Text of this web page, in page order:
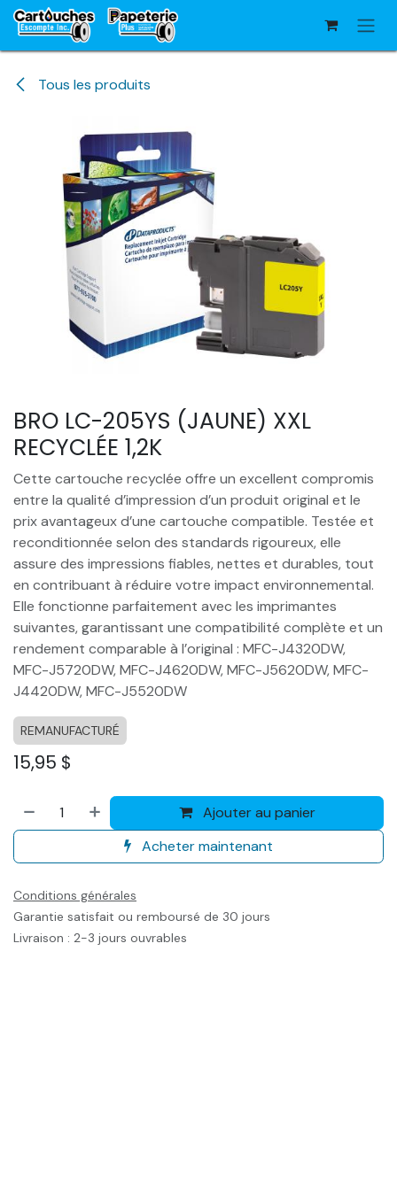
Se rendre au contenu
Tous les produits
BRO LC-205YS (JAUNE) XXL
RECYCLÉE 1,2K
Cette cartouche recyclée offre un excellent compromis
entre la qualité d’impression d’un produit original et le
prix avantageux d’une cartouche compatible. Testée et
reconditionnée selon des standards rigoureux, elle
assure des impressions fiables, nettes et durables, tout
en contribuant à réduire votre impact environnemental.
Elle fonctionne parfaitement avec les imprimantes
suivantes, garantissant une compatibilité complète et un
rendement comparable à l’original : MFC-J4320DW,
MFC-J5720DW, MFC-J4620DW, MFC-J5620DW, MFC-
J4420DW, MFC-J5520DW
REMANUFACTURÉ
15,95 $
Ajouter au panier
Acheter maintenant
Conditions générales
Garantie satisfait ou remboursé de 30 jours
Livraison : 2-3 jours ouvrables